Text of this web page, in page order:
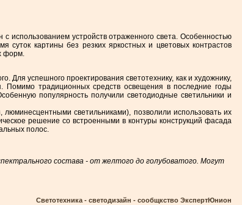
устройств отраженного света. Особенностью
суток картины без резких яркостных и цветовых контрастов
форм.
Для успешного проектирования светотехнику, как и художнику,
Помимо традиционных средств освещения в последние годы
популярность получили светодиодные светильники и
светильниками), позволили использовать их
решение со встроенными в контуры конструкций фасада
полос.
состава - от желтого до голубоватого. Могут
Светотехника - светодизайн - сообщкство ЭкспертЮнион